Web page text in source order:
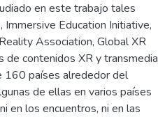
en este trabajo tales
Education Initiative,
Association, Global XR
de contenidos XR y transmedia
160 países alrededor del
de ellas en varios países
en los encuentros, ni en las